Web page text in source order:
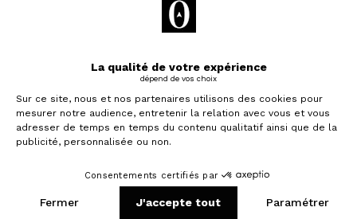
Vous souhaitez recevoir nos conseils
et bons plans ?
Inscrivez-vous à notre newsletter pour
recevoir toutes les semaines le meilleur de
Je souhaite investir